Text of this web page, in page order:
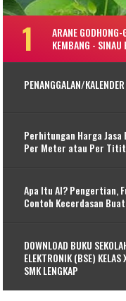
ARANE
KEMBANG - SINAU
PENANGGALAN/
Perhitungan Harga Jasa
Per Meter atau Per
Apa Itu AI? Pengertian,
Contoh Kecerdasan
DOWNLOAD BUKU
ELEKTRONIK (BSE) KELAS
SMK LENGKAP